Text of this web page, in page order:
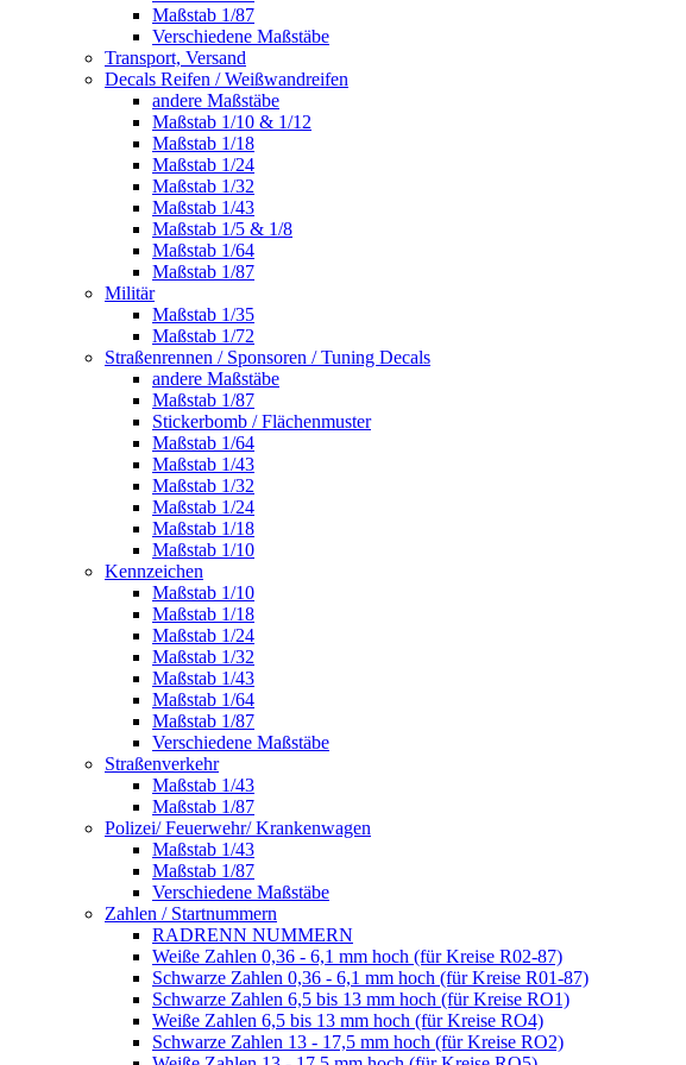
Maßstab 1/87
Verschiedene Maßstäbe
Transport, Versand
Decals Reifen / Weißwandreifen
andere Maßstäbe
Maßstab 1/10 & 1/12
Maßstab 1/18
Maßstab 1/24
Maßstab 1/32
Maßstab 1/43
Maßstab 1/5 & 1/8
Maßstab 1/64
Maßstab 1/87
Militär
Maßstab 1/35
Maßstab 1/72
Straßenrennen / Sponsoren / Tuning Decals
andere Maßstäbe
Maßstab 1/87
Stickerbomb / Flächenmuster
Maßstab 1/64
Maßstab 1/43
Maßstab 1/32
Maßstab 1/24
Maßstab 1/18
Maßstab 1/10
Kennzeichen
Maßstab 1/10
Maßstab 1/18
Maßstab 1/24
Maßstab 1/32
Maßstab 1/43
Maßstab 1/64
Maßstab 1/87
Verschiedene Maßstäbe
Straßenverkehr
Maßstab 1/43
Maßstab 1/87
Polizei/ Feuerwehr/ Krankenwagen
Maßstab 1/43
Maßstab 1/87
Verschiedene Maßstäbe
Zahlen / Startnummern
RADRENN NUMMERN
Weiße Zahlen 0,36 - 6,1 mm hoch (für Kreise R02-87)
Schwarze Zahlen 0,36 - 6,1 mm hoch (für Kreise R01-87)
Schwarze Zahlen 6,5 bis 13 mm hoch (für Kreise RO1)
Weiße Zahlen 6,5 bis 13 mm hoch (für Kreise RO4)
Schwarze Zahlen 13 - 17,5 mm hoch (für Kreise RO2)